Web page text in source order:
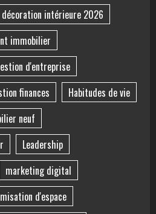
décoration intérieure 2026
immobilier
d'entreprise
finances
Habitudes de vie
neuf
Leadership
marketing digital
d'espace